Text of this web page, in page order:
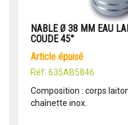
NABLE Ø 38 MM EAU
COUDE 45°
article épuisé
Réf: 635AB5846
Composition : corps
chaînette inox.